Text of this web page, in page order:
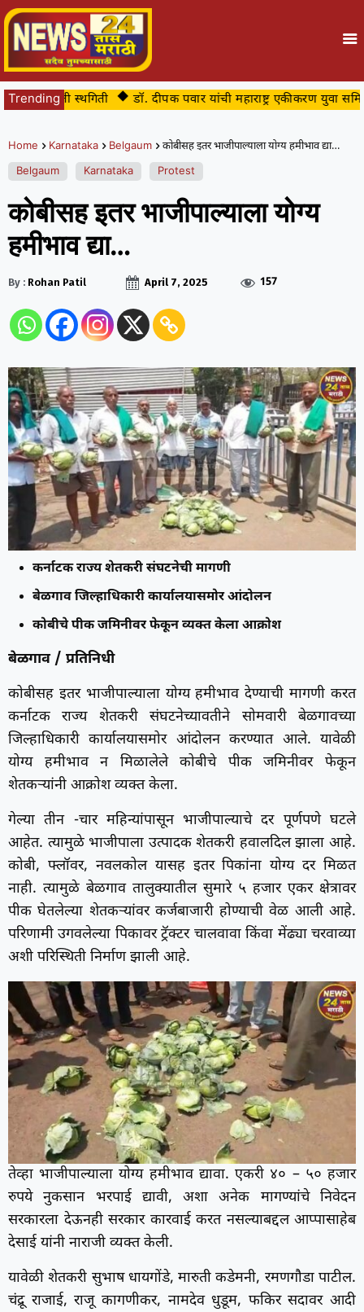
Trendingस्थगिती डॉ. दीपक पवार यांची महाराष्ट्र एकीकरण युवा समिती
Home Karnataka Belgaum
कोबीसह इतर भाजीपाल्याला योग्य हमीभाव द्या…
Belgaum
Karnataka Protest
कोबीसह इतर भाजीपाल्याला योग्य
हमीभाव द्या…
By : Rohan Patil April 7, 2025 157
कर्नाटक राज्य शेतकरी संघटनेची मागणी
बेळगाव जिल्हाधिकारी कार्यालयासमोर आंदोलन
कोबीचे पीक जमिनीवर फेकून व्यक्त केला आक्रोश
बेळगाव / प्रतिनिधी
कोबीसह इतर भाजीपाल्याला योग्य हमीभाव देण्याची मागणी करत
कर्नाटक राज्य शेतकरी संघटनेच्यावतीने सोमवारी बेळगावच्या
जिल्हाधिकारी कार्यालयासमोर आंदोलन करण्यात आले. यावेळी
योग्य हमीभाव न मिळालेले कोबीचे पीक जमिनीवर फेकून
शेतकऱ्यांनी आक्रोश व्यक्त केला.
गेल्या तीन -चार महिन्यांपासून भाजीपाल्याचे दर पूर्णपणे घटले
आहेत. त्यामुळे भाजीपाला उत्पादक शेतकरी हवालदिल झाला आहे.
कोबी, फ्लॉवर, नवलकोल यासह इतर पिकांना योग्य दर मिळत
नाही. त्यामुळे बेळगाव तालुक्यातील सुमारे ५ हजार एकर क्षेत्रावर
पीक घेतलेल्या शेतकऱ्यांवर कर्जबाजारी होण्याची वेळ आली आहे.
परिणामी उगवलेल्या पिकावर ट्रॅक्टर चालवावा किंवा मेंढ्या चरवाव्या
अशी परिस्थिती निर्माण झाली आहे.
तेव्हा भाजीपाल्याला योग्य हमीभाव द्यावा. एकरी ४० – ५० हजार
रुपये नुकसान भरपाई द्यावी, अशा अनेक मागण्यांचे निवेदन
सरकारला देऊनही सरकार कारवाई करत नसल्याबद्दल आप्पासाहेब
देसाई यांनी नाराजी व्यक्त केली.
यावेळी शेतकरी सुभाष धायगोंडे, मारुती कडेमनी, रमणगौडा पाटील.
चंद्रू राजाई, राजू कागणीकर, नामदेव धुडूम, फकिर सदावर आदी